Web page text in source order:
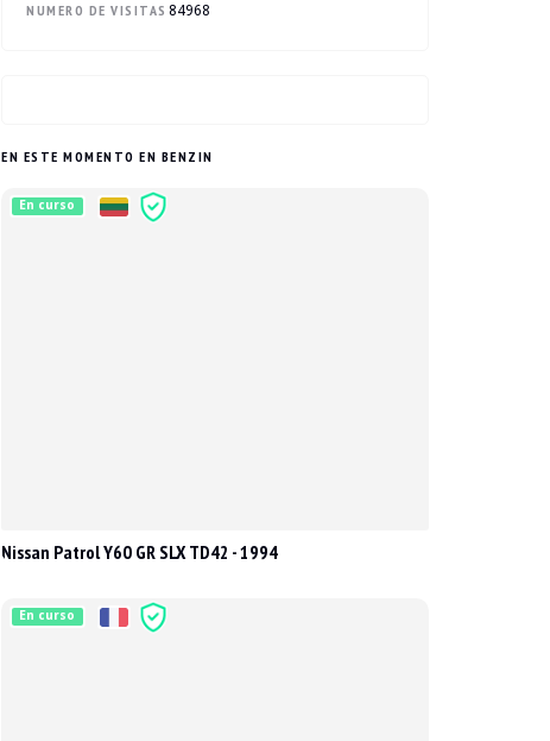
NUMERO DE VISITAS :84968
EN ESTE MOMENTO EN BENZIN
En curso
Nissan Patrol Y60 GR SLX TD42 - 1994
En curso